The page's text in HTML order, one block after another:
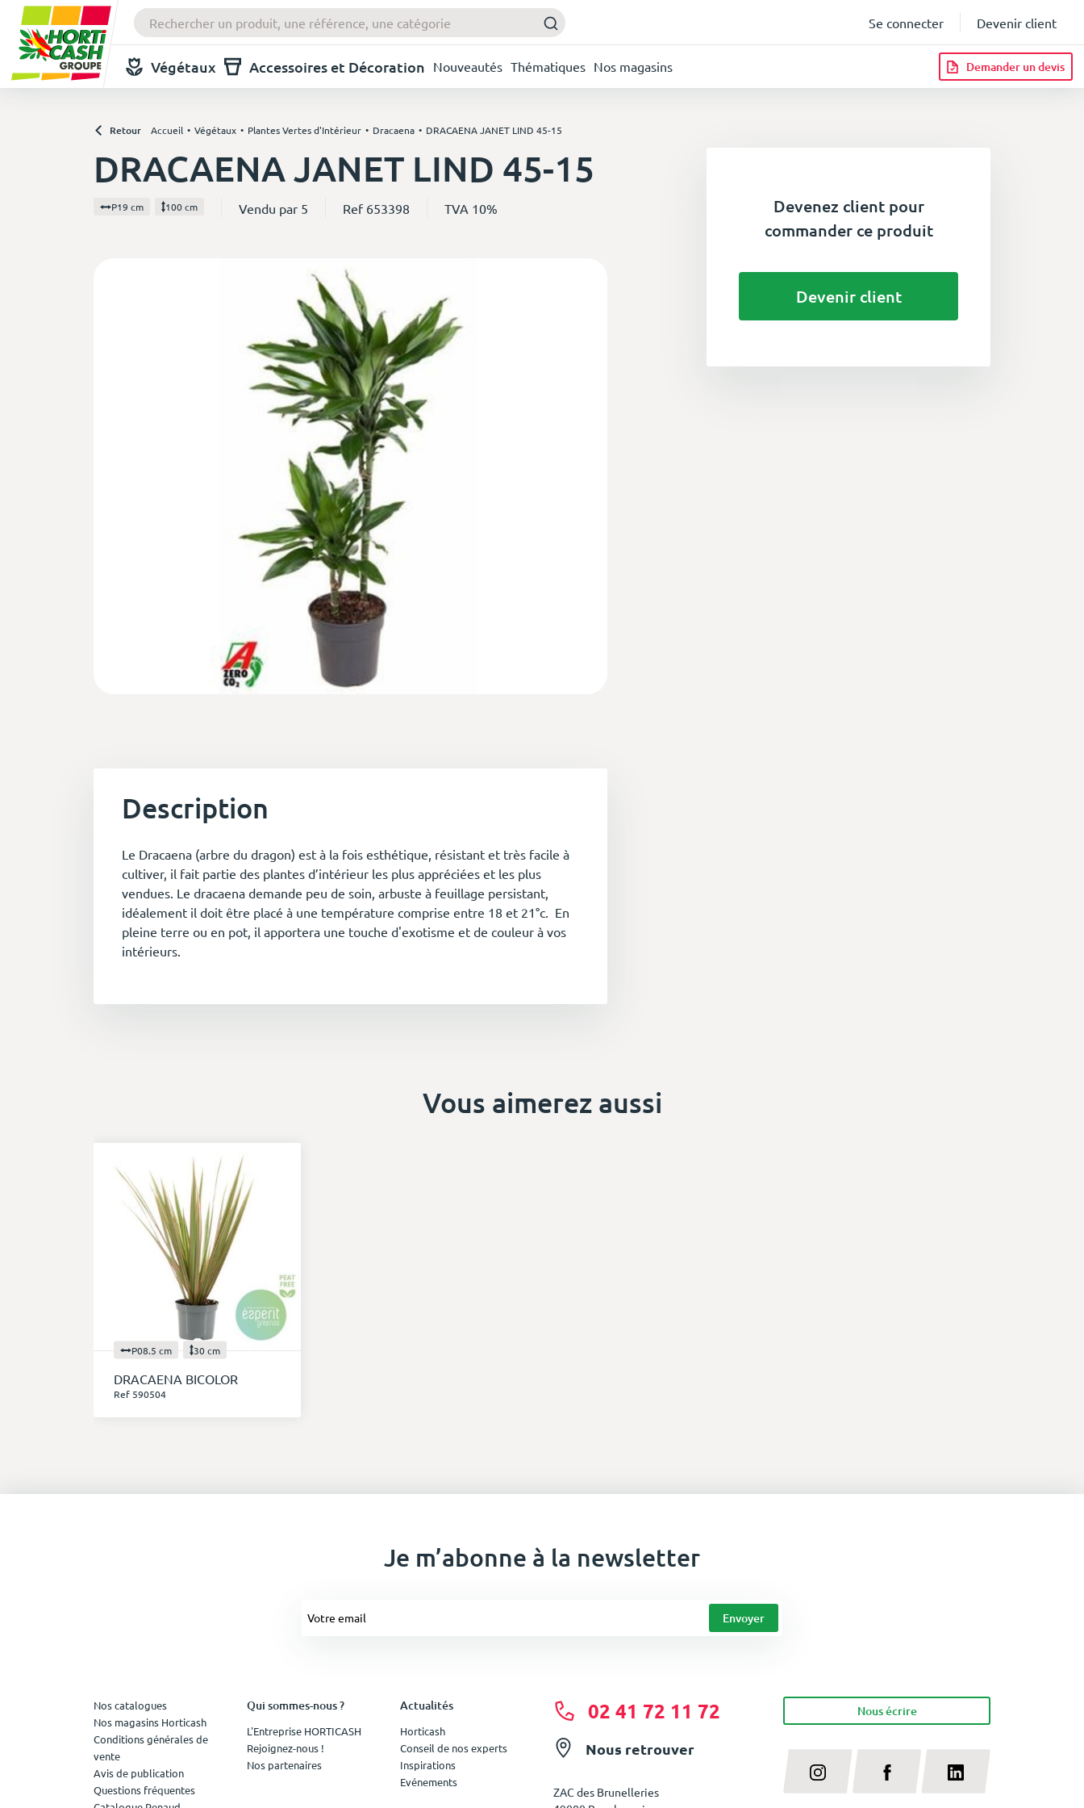
Se connecter Devenir client
Végétaux Accessoires et Décoration Nouveautés Thématiques Nos magasins Demander un devis
Retour Accueil Végétaux Plantes Vertes d'Intérieur Dracaena DRACAENA JANET LIND 45-15
DRACAENA JANET LIND 45-15
P19 cm 100 cm Vendu par 5 Ref 653398 TVA 10%
Description
Le Dracaena (arbre du dragon) est à la fois esthétique, résistant et très facile à
cultiver, il fait partie des plantes d’intérieur les plus appréciées et les plus
vendues. Le dracaena demande peu de soin, arbuste à feuillage persistant,
idéalement il doit être placé à une température comprise entre 18 et 21°c. En
pleine terre ou en pot, il apportera une touche d'exotisme et de couleur à vos
intérieurs.
Devenez client pour
commander ce produit
Devenir client
Vous aimerez aussi
P08.5 cm 30 cm
DRACAENA BICOLOR
Ref 590504
Je m’abonne à la newsletter
02 41 72 11 72
Nous retrouver
ZAC des Brunelleries
Nous écrire
Nos catalogues
Nos magasins Horticash
Conditions générales de
vente
Avis de publication
Questions fréquentes
Qui sommes-nous ?
L'Entreprise HORTICASH
Rejoignez-nous !
Nos partenaires
Actualités
Horticash
Conseil de nos experts
Inspirations
Evénements